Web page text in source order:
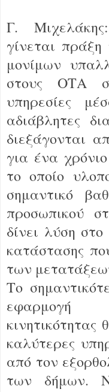
Γ.
γίνεται
μονίμων
στους ΟΤΑ
υπηρεσίες
αδιάβλητες
διεξάγονται
για ένα
το οποίο
σημαντικό
προσωπικού
δίνει λύση
κατάστασης
των
Το
εφαρμογή
κινητικότητας
καλύτερες
από τον
των δήμων.